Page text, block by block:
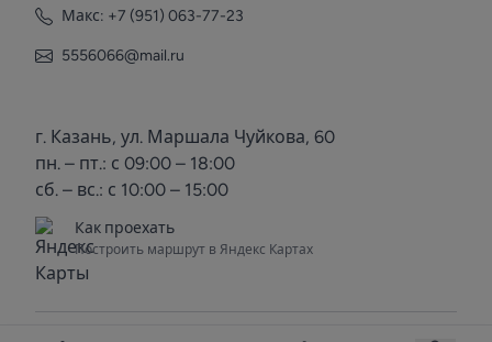
Макс: +7 (951) 063-77-23
5556066@mail.ru
г. Казань, ул. Маршала Чуйкова, 60
пн. – пт.: с 09:00 – 18:00
сб. – вс.: с 10:00 – 15:00
Как проехать
Построить маршрут в Яндекс Картах